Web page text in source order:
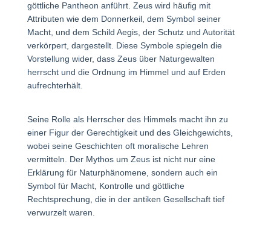
göttliche Pantheon anführt. Zeus wird häufig mit
Attributen wie dem Donnerkeil, dem Symbol seiner
Macht, und dem Schild Aegis, der Schutz und Autorität
verkörpert, dargestellt. Diese Symbole spiegeln die
Vorstellung wider, dass Zeus über Naturgewalten
herrscht und die Ordnung im Himmel und auf Erden
aufrechterhält.
Seine Rolle als Herrscher des Himmels macht ihn zu
einer Figur der Gerechtigkeit und des Gleichgewichts,
wobei seine Geschichten oft moralische Lehren
vermitteln. Der Mythos um Zeus ist nicht nur eine
Erklärung für Naturphänomene, sondern auch ein
Symbol für Macht, Kontrolle und göttliche
Rechtsprechung, die in der antiken Gesellschaft tief
verwurzelt waren.